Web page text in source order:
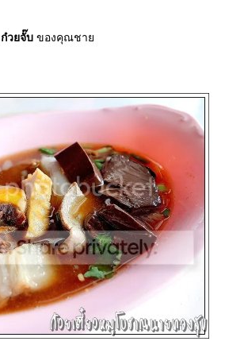
ก๋วยจั๊บ ของคุณชา